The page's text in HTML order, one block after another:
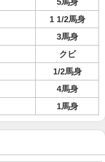
1 1/2馬身
3馬身
クビ
1/2馬身
4馬身
1馬身